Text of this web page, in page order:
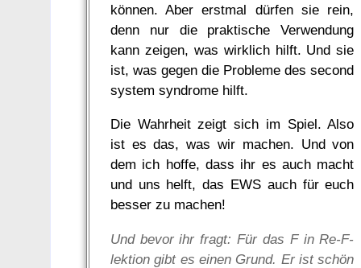
können. Aber erstmal dürfen sie rein,
denn nur die praktische Verwendung
kann zeigen, was wirklich hilft. Und sie
ist, was gegen die Probleme des second
system syndrome hilft.
Die Wahrheit zeigt sich im Spiel. Also
ist es das, was wir machen. Und von
dem ich hoffe, dass ihr es auch macht
und uns helft, das EWS auch für euch
besser zu machen!
Und bevor ihr fragt: Für das F in Re-F-
lektion gibt es einen Grund. Er ist schön